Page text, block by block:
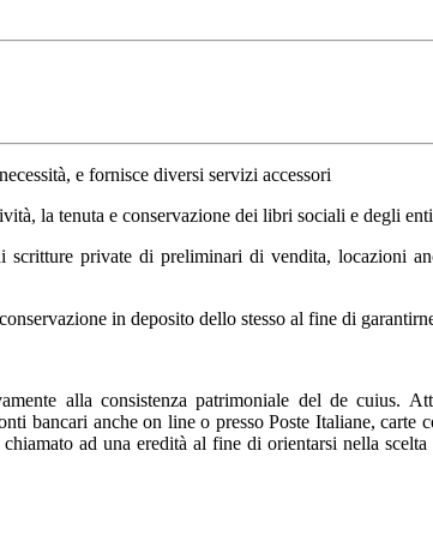
e fornisce diversi servizi accessori
la tenuta e conservazione dei libri sociali e degli
scritture private di preliminari di vendita, locazioni
in deposito dello stesso al fine di
alla consistenza patrimoniale del de cuius.
bancari anche on line o presso Poste Italiane, carte
ad una eredità al fine di orientarsi nella